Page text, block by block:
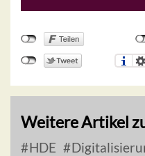
Weitere Artikel
HDE